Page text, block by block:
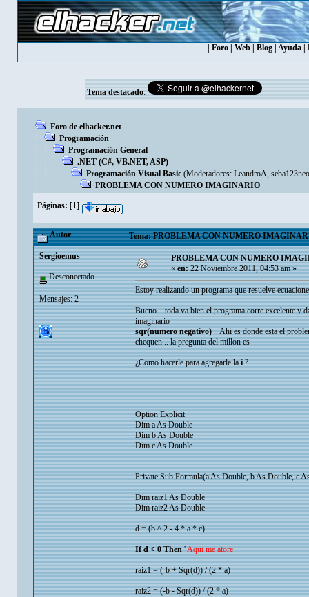
Foro Web Blog Ayuda
Tema destacado:
Foro de elhacker.net
Programación
Programación General
.NET (C#, VB.NET, ASP)
Programación Visual Basic (Moderadores: LeandroA, seba123neo
PROBLEMA CON NUMERO IMAGINARIO
Páginas: [1]
Autor Tema: PROBLEMA CON NUMERO
Sergioemus
Desconectado
Mensajes: 2
PROBLEMA CON NUMERO
«en:22 Noviembre 2011, 04:53 am »
Estoy realizando un programa que resuelve
Bueno .. toda va bien el programa corre excelente y
imaginario
sqr(numero negativo).. Ahi es donde esta el
chequen .. la pregunta del millon es
¿Como hacerle para agregarle lai?
Option Explicit
Dim a As Double
Dim b As Double
Dim c As Double
Private Sub Formula(a As Double, b As Double, c
Dim raiz1 As Double
Dim raiz2 As Double
d = (b ^ 2 - 4 * a * c)
If d < 0 Then'Aqui me atore
raiz1 = (-b + Sqr(d)) / (2 * a)
raiz2 = (-b - Sqr(d)) / (2 * a)